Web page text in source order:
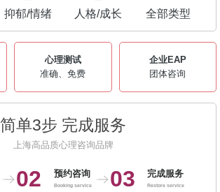
抑郁/情绪 人格/成长 全部类型
心理测试
准确、免费
企业EAP
团体咨询
简单3步 完成服务
上海高品质心理咨询品牌
02 预约咨询
Booking service 03 完成服务
Restore service